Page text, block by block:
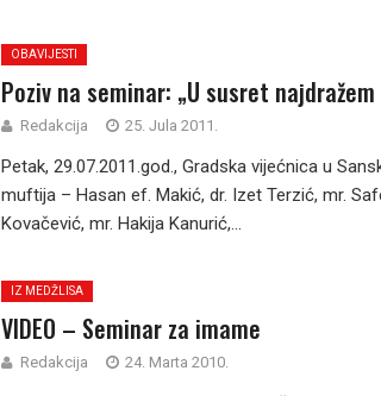
OBAVIJESTI
Poziv na seminar: „U susret
Redakcija 25. Jula 2011.
Petak, 29.07.2011.god., Gradska vijećnica u
muftija – Hasan ef. Makić, dr. Izet Terzić, mr.
Kovačević, mr. Hakija Kanurić,...
IZ MEDŽLISA
VIDEO – Seminar za imame
Redakcija 24. Marta 2010.